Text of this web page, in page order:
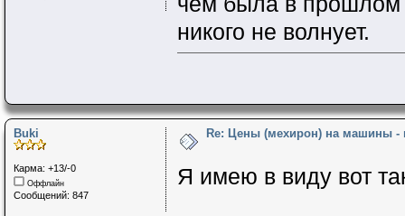
никого не волнует.
Buki
Карма: +13/-0
Оффлайн
Сообщений: 847
Re: Цены (мехирон) на машины -
Я имею в виду вот